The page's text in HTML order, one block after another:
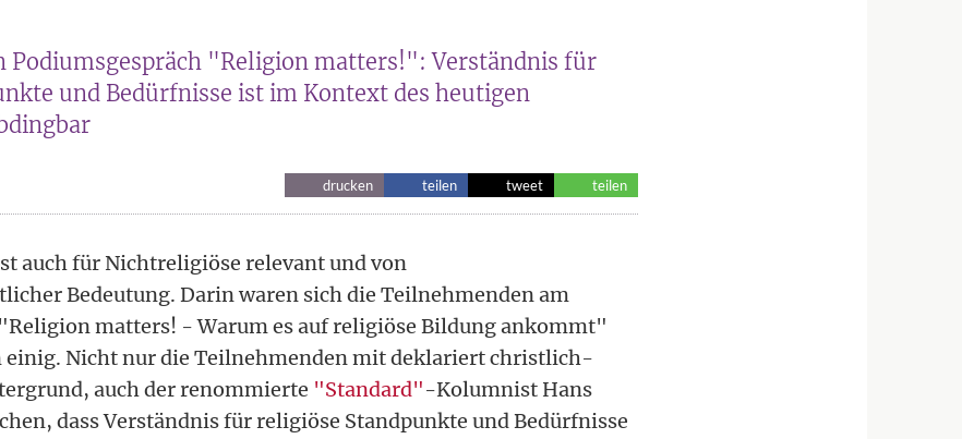
Podiumsgespräch "Religion matters!": Verständnis für
und Bedürfnisse ist im Kontext des heutigen
drucken teilen tweet teilen
auch für Nichtreligiöse relevant und von
Bedeutung. Darin waren sich die Teilnehmenden am
matters! - Warum es auf religiöse Bildung ankommt"
einig. Nicht nur die Teilnehmenden mit deklariert christlich-
auch der renommierte "Standard"-Kolumnist Hans
dass Verständnis für religiöse Standpunkte und Bedürfnisse